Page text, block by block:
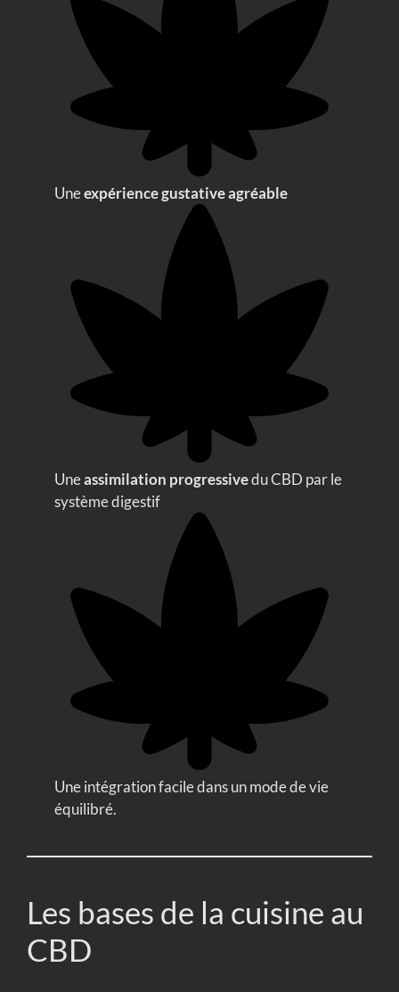
Uneexpérience gustative agréable
Uneassimilation progressivedu CBD par le
système digestif
Une intégration facile dans un mode de vie
équilibré.
Les bases de la cuisine au
CBD